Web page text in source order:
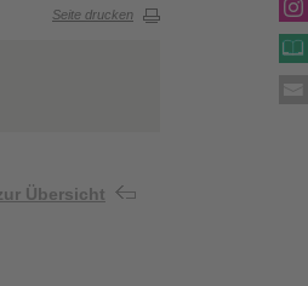
Seite drucken
Übersicht